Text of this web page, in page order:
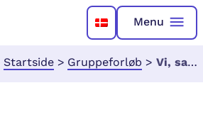
Menu
Startside > Gruppeforløb > Vi, samfundet og systemerne